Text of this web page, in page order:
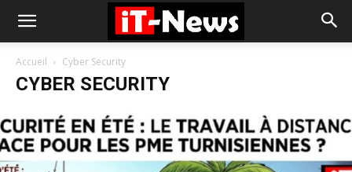
Accueil Cyber Security
CYBER SECURITY